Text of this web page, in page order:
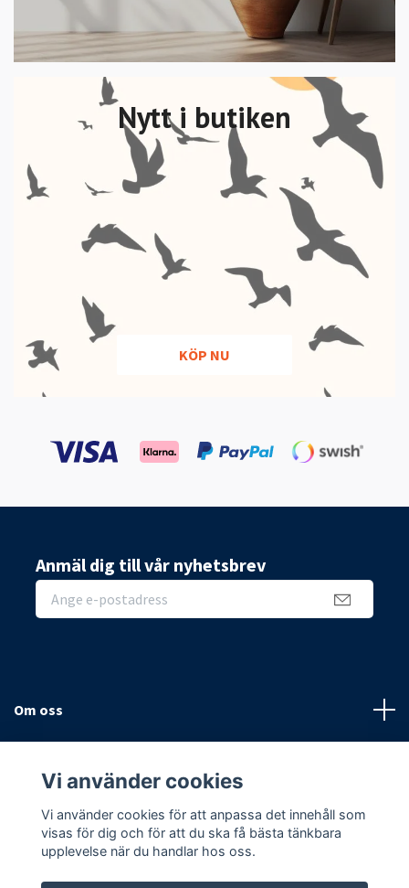
Nytt i butiken
KÖP NU
Anmäl dig till vår nyhetsbrev
Om oss
Sociala medier
Vi använder cookies
Vi använder cookies för att anpassa det innehåll som
visas för dig och för att du ska få bästa tänkbara
upplevelse när du handlar hos oss.